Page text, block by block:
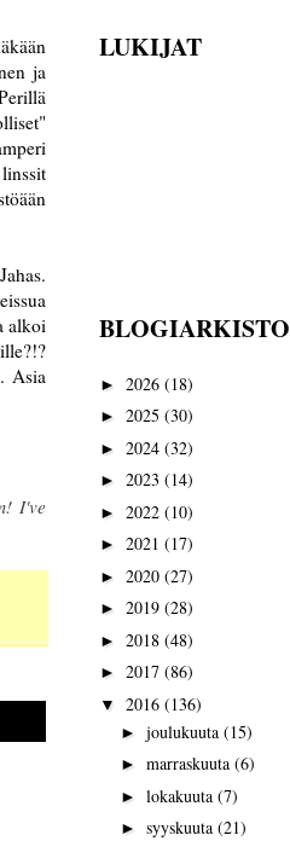
ja
alkoi
Asia
I've
LUKIJAT
BLOGIARKISTO
► 2026 (18)
► 2025 (30)
► 2024 (32)
► 2023 (14)
► 2022 (10)
► 2021 (17)
► 2020 (27)
► 2019 (28)
► 2018 (48)
► 2017 (86)
▼ 2016 (136)
► joulukuuta (15)
► marraskuuta (6)
► lokakuuta (7)
► syyskuuta (21)